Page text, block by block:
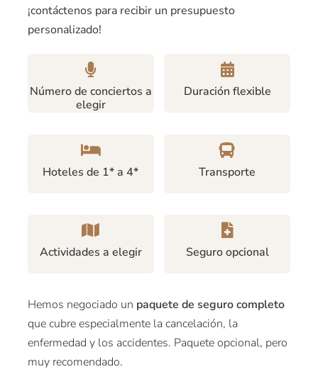
¡contáctenos para recibir un presupuesto
personalizado!
Número de conciertos a
elegir
Duración flexible
Hoteles de 1* a 4* Transporte
Actividades a elegir Seguro opcional
Hemos negociado un paquete de seguro completo
que cubre especialmente la cancelación, la
enfermedad y los accidentes. Paquete opcional, pero
muy recomendado.